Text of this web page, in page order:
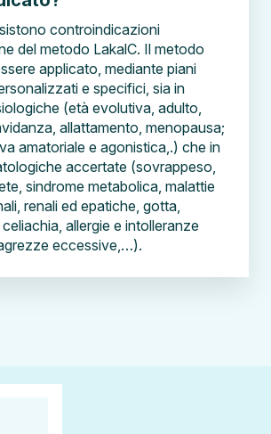
controindicazioni
del metodo LakalC. Il metodo
applicato, mediante piani
e specifici, sia in
(età evolutiva, adulto,
allattamento, menopausa;
amatoriale e agonistica,.) che in
accertate (sovrappeso,
sindrome metabolica, malattie
renali ed epatiche, gotta,
allergie e intolleranze
eccessive,…).